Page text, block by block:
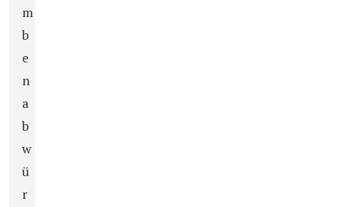
m
b
e
n
a
b
w
ü
r